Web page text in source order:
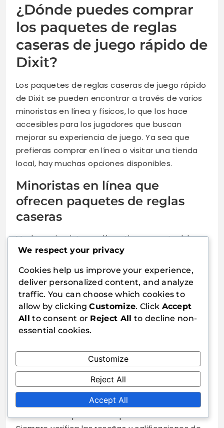
¿Dónde puedes comprar
los paquetes de reglas
caseras de juego rápido de
Dixit?
Los paquetes de reglas caseras de juego rápido
de Dixit se pueden encontrar a través de varios
minoristas en línea y físicos, lo que los hace
accesibles para los jugadores que buscan
mejorar su experiencia de juego. Ya sea que
prefieras comprar en línea o visitar una tienda
local, hay muchas opciones disponibles.
Minoristas en línea que
ofrecen paquetes de reglas
caseras
Muchos minoristas en línea tienen en stock los
paquetes de reglas caseras de juego rápido de
precios competitivos. Sitios web como Amazon
y eBay frecuentemente tienen estos paquetes
disponibles, a veces a precios descontados.
Además, sitios web especializados en juegos de
mesa a menudo presentan paquetes exclusivos
Target y Walmart también son opciones
confiables para comprar estos paquetes
línea. Generalmente ofrecen envío gratuito en
pedidos superiores a cierta cantidad, lo que
facilita la compra de múltiples artículos a la vez.
We respect your privacy
Cookies help us improve your experience,
deliver personalized content, and analyze
traffic. You can choose which cookies to
allow by clickingCustomize. Click Accept
All to consent or Reject All to decline non-
essential cookies.
Customize
Reject All
Accept All